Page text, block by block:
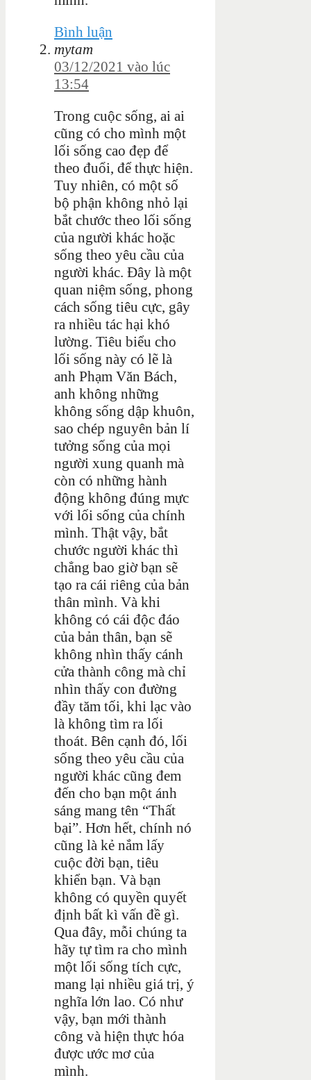
Bình luận
mytam
03/12/2021 vào lúc
13:54
Trong cuộc sống, ai ai
cũng có cho mình một
lối sống cao đẹp để
theo đuổi, để thực hiện.
Tuy nhiên, có một số
bộ phận không nhỏ lại
bắt chước theo lối sống
của người khác hoặc
sống theo yêu cầu của
người khác. Đây là một
quan niệm sống, phong
cách sống tiêu cực, gây
ra nhiều tác hại khó
lường. Tiêu biểu cho
lối sống này có lẽ là
anh Phạm Văn Bách,
anh không những
không sống dập khuôn,
sao chép nguyên bản lí
tưởng sống của mọi
người xung quanh mà
còn có những hành
động không đúng mực
với lối sống của chính
mình. Thật vậy, bắt
chước người khác thì
chẳng bao giờ bạn sẽ
tạo ra cái riêng của bản
thân mình. Và khi
không có cái độc đáo
của bản thân, bạn sẽ
không nhìn thấy cánh
cửa thành công mà chỉ
nhìn thấy con đường
đầy tăm tối, khi lạc vào
là không tìm ra lối
thoát. Bên cạnh đó, lối
sống theo yêu cầu của
người khác cũng đem
đến cho bạn một ánh
sáng mang tên “Thất
bại”. Hơn hết, chính nó
cũng là kẻ nắm lấy
cuộc đời bạn, tiêu
khiển bạn. Và bạn
không có quyền quyết
định bất kì vấn đề gì.
Qua đây, mỗi chúng ta
hãy tự tìm ra cho mình
một lối sống tích cực,
mang lại nhiều giá trị, ý
nghĩa lớn lao. Có như
vậy, bạn mới thành
công và hiện thực hóa
được ước mơ của
mình.